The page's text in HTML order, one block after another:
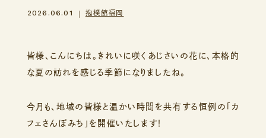
支援・サービスから探す
2026.06.01 抱樸館福岡
皆様、こんにちは。きれいに咲くあじさいの花に、本格的
な夏の訪れを感じる季節になりましたね。
今月も、地域の皆様と温かい時間を共有する恒例の「カ
フェさんぽみち」を開催いたします！